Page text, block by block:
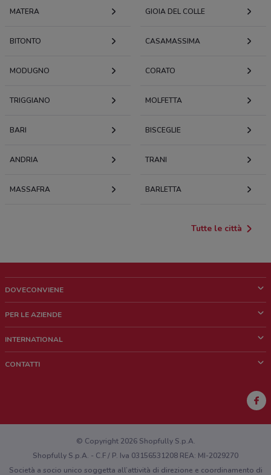
MATERA GIOIA DEL COLLE
BITONTO CASAMASSIMA
MODUGNO CORATO
TRIGGIANO MOLFETTA
BARI BISCEGLIE
ANDRIA TRANI
MASSAFRA BARLETTA
Tutte le città
DOVECONVIENE
Chi siamo
Lavora con noi
PER LE AZIENDE
Richieste commerciali e marketing
INTERNATIONAL
CONTATTI
Hai un malfunzionamento sul web o sull'app?
© Copyright 2026 Shopfully S.p.A.
Shopfully S.p.A. - C.F / P. Iva 03156531208 REA: MI-2029270
Società a socio unico soggetta all’attività di direzione e coordinamento di